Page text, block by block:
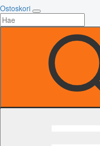
Ostoskori